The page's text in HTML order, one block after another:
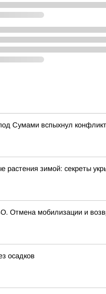
Сумами вспыхнул
растения зимой: секреты
Отмена мобилизации и
осадков